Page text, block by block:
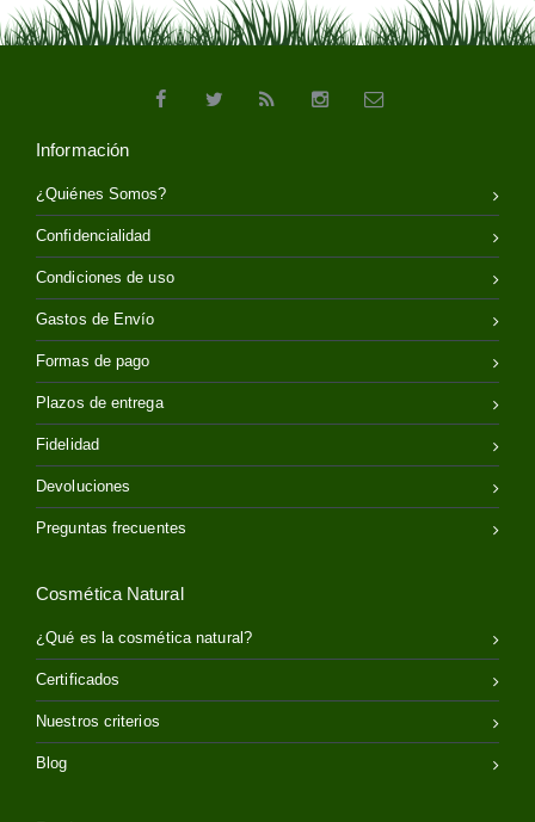
Información
¿Quiénes Somos?
Confidencialidad
Condiciones de uso
Gastos de Envío
Formas de pago
Plazos de entrega
Fidelidad
Devoluciones
Preguntas frecuentes
Cosmética Natural
¿Qué es la cosmética natural?
Certificados
Nuestros criterios
Blog